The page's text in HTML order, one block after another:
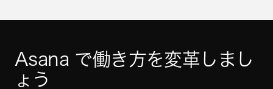
Asana で働き方を変革しまし
ょう